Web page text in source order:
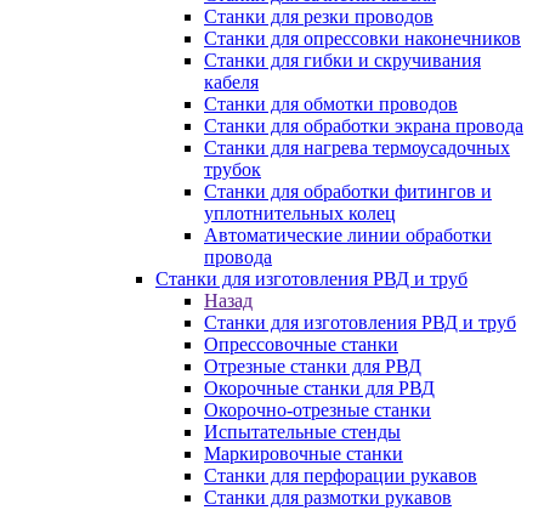
Станки для резки проводов
Станки для опрессовки наконечников
Станки для гибки и скручивания
кабеля
Станки для обмотки проводов
Станки для обработки экрана провода
Станки для нагрева термоусадочных
трубок
Станки для обработки фитингов и
уплотнительных колец
Автоматические линии обработки
провода
Станки для изготовления РВД и труб
Назад
Станки для изготовления РВД и труб
Опрессовочные станки
Отрезные станки для РВД
Окорочные станки для РВД
Окорочно-отрезные станки
Испытательные стенды
Маркировочные станки
Станки для перфорации рукавов
Станки для размотки рукавов